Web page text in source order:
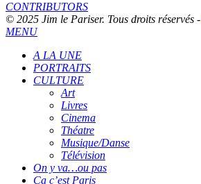
CONTRIBUTORS
© 2025 Jim le Pariser. Tous droits réservés -
MENU
A LA UNE
PORTRAITS
CULTURE
Art
Livres
Cinema
Théatre
Musique/Danse
Télévision
On y va…ou pas
Ça c’est Paris